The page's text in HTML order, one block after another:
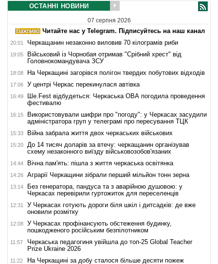
ОСТАННІ НОВИНИ
07 серпня 2026
Читайте нас у Telegram. Підписуйтесь на наш канал
20:01 Черкащанин незаконно виловив 70 кілограмів риби
19:05
Військовий із Чорнобая отримав "Срібний хрест" від
Головнокомандувача ЗСУ
18:08 На Черкащині загорівся полігон твердих побутових відходів
17:06 У центрі Черкас перекинулася автівка
16:49
Ше.Fest відбудеться: Черкаська ОВА погодила проведення
фестивалю
16:15
Використовували шифри про "погоду": у Черкасах засудили
адміністратора груп у телеграмі про пересування ТЦК
15:33 Війна забрала життя двох черкаських військових
15:20
До 14 тисяч доларів за втечу: черкащанин організував
схему незаконного виїзду військовозобов'язаних
14:44 Вічна пам'ять: пішла з життя черкаська освітянка
14:26 Аграрії Черкащини зібрали перший мільйон тонн зерна
13:14
Без генератора, пандуса та з аварійною душовою: у
Черкасах перевірили гуртожиток для переселенців
12:31
У Черкасах готують дороги біля шкіл і дитсадків: де вже
оновили розмітку
12:08
У Черкасах профінансують обстеження будинку,
пошкодженого російським безпілотником
11:57
Черкаська педагогиня увійшла до топ-25 Global Teacher
Prize Ukraine 2026
11:22 На Черкащині за добу сталося більше десяти пожеж